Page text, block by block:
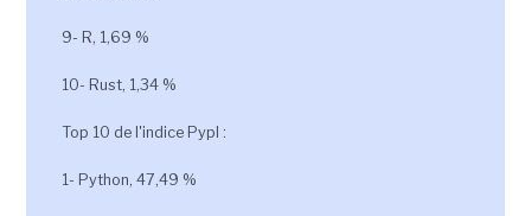
9- R, 1,69 %
10- Rust, 1,34 %
Top 10 de l'indice Pypl :
1- Python, 47,49 %